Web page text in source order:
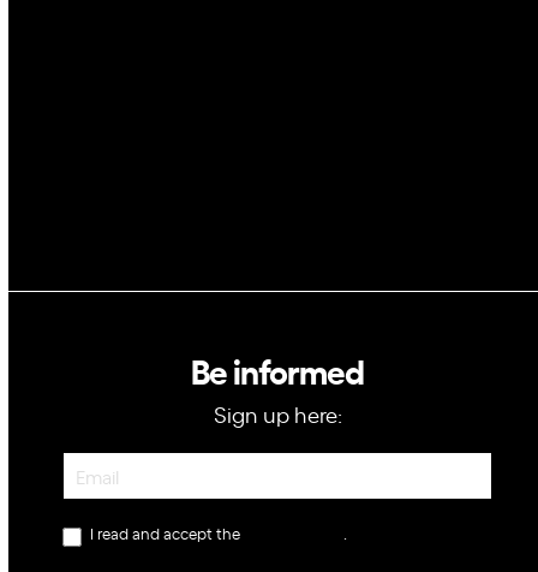
Be informed
Sign up here:
I read and accept the